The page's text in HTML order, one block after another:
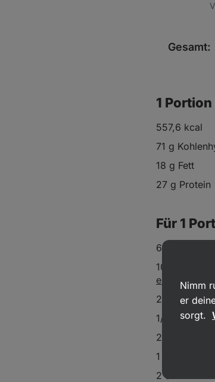
Gesamt:
1
557,6 kcal
71 g
18 g Fett
27 g Protein
Für 1
65 g
100 g
eigenen Saft
25 g
1/2 Tasse
20 g Gurken
1 Esslöffel
2 Surimi
Nimm
er
sorgt.